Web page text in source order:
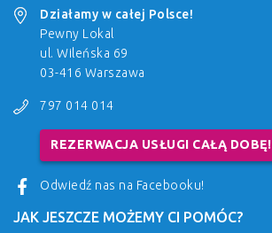
Działamy w całej Polsce!
Pewny Lokal
ul. Wileńska 69
03-416 Warszawa
797 014 014
REZERWACJA USŁUGI CAŁĄ DOBĘ!
Odwiedź nas na Facebooku!
JAK JESZCZE MOŻEMY CI POMÓC?